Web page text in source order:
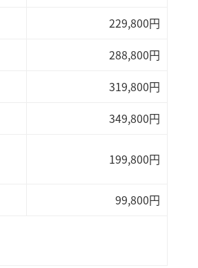
229,800円
288,800円
319,800円
349,800円
199,800円
99,800円